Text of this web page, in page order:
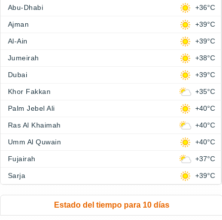
Abu-Dhabi +36°C
Ajman +39°C
Al-Ain +39°C
Jumeirah +38°C
Dubai +39°C
Khor Fakkan +35°C
Palm Jebel Ali +40°C
Ras Al Khaimah +40°C
Umm Al Quwain +40°C
Fujairah +37°C
Sarja +39°C
Estado del tiempo para 10 días